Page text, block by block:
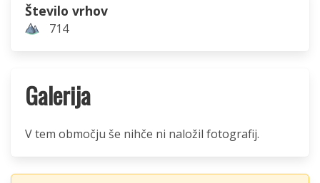
Število vrhov
714
Galerija
V tem območju še nihče ni naložil fotografij.